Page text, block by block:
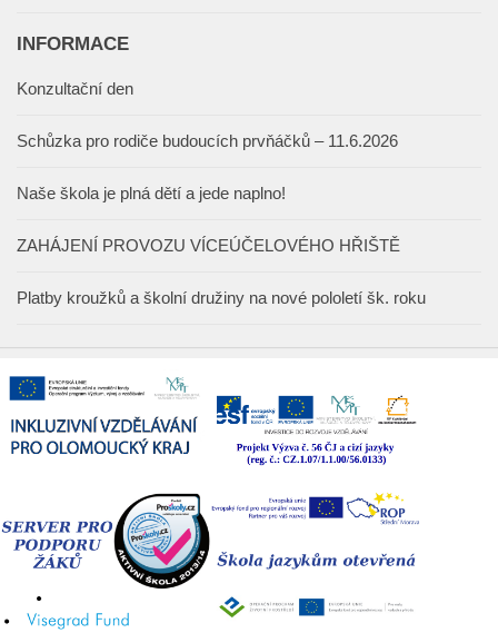
INFORMACE
Konzultační den
Schůzka pro rodiče budoucích prvňáčků – 11.6.2026
Naše škola je plná dětí a jede naplno!
ZAHÁJENÍ PROVOZU VÍCEÚČELOVÉHO HŘIŠTĚ
Platby kroužků a školní družiny na nové pololetí šk. roku